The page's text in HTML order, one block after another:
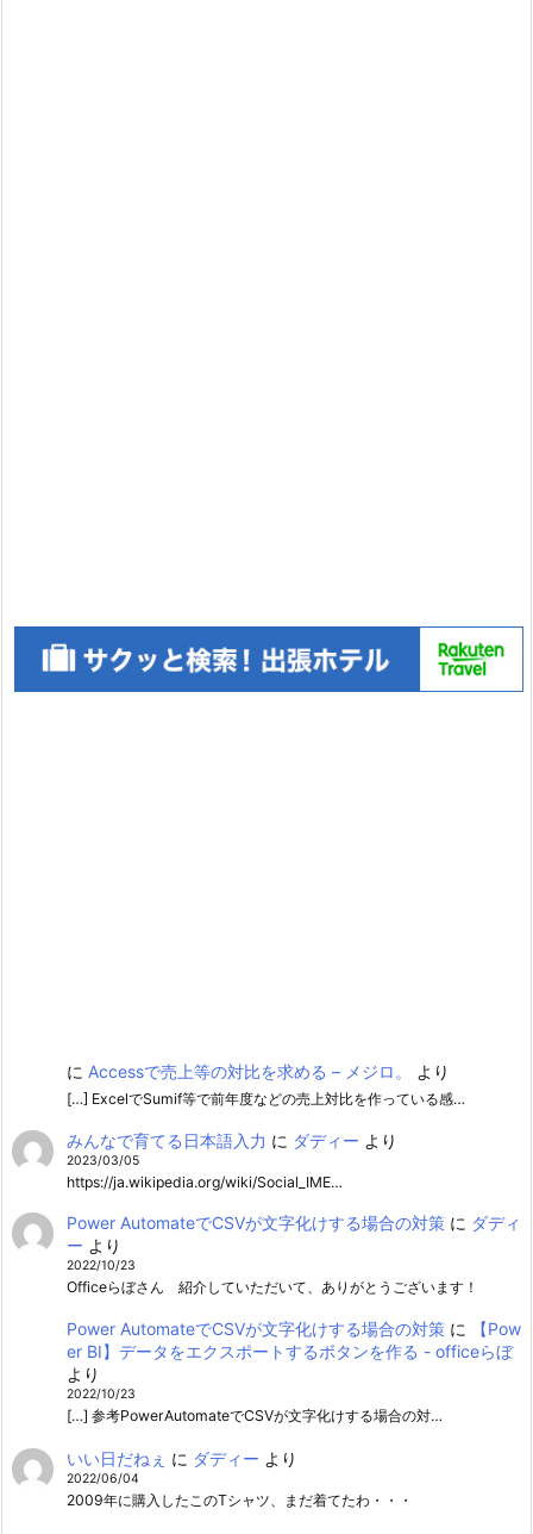
に Accessで売上等の対比を求める – メジロ。 より
[…] ExcelでSumif等で前年度などの売上対比を作っている感…
みんなで育てる日本語入力 に ダディー より
2023/03/05
https://ja.wikipedia.org/wiki/Social_IME…
Power AutomateでCSVが文字化けする場合の対策に ダディ
ー より
2022/10/23
Officeらぼさん 紹介していただいて、ありがとうございます！
Power AutomateでCSVが文字化けする場合の対策に
【Pow
er BI】データをエクスポートするボタンを作る - officeらぼ
より
2022/10/23
[…] 参考PowerAutomateでCSVが文字化けする場合の対…
いい日だねぇ に ダディー より
2022/06/04
2009年に購入したこのTシャツ、まだ着てたわ・・・